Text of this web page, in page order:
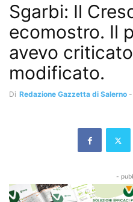
Sgarbi: Il
ecomostro. Il
avevo
modificato.
Di Redazione Gazzetta di Salerno -
-